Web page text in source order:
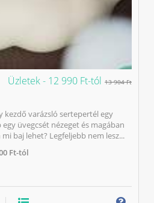
Üzletek - 12 990 Ft-tól 13 904 Ft
kezdő varázsló sertepertél egy
üvegcsét nézeget és magában
baj lehet? Legfeljebb nem lesz...
Ft-tól